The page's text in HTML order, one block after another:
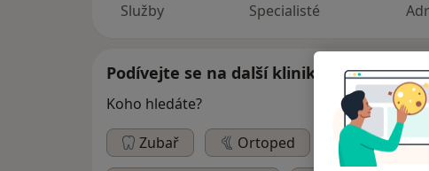
Služby Specialisté
Podívejte se na další kliniky
Koho hledáte?
Zubař
Ortoped